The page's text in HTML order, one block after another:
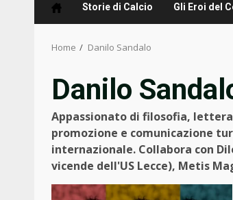
Storie di Calcio Gli Eroi del
Home Danilo Sandalo
Danilo
Appassionato di filosofia,
promozione e comunicazione
internazionale. Collabora con
vicende dell'US Lecce), Metis